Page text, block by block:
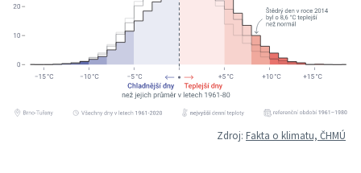
Zdroj: Fakta o klimatu, ČHMÚ